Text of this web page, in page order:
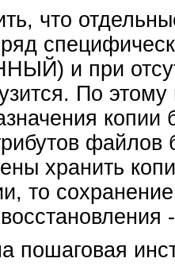
что
и при
По
копии
хранить
то
пошаговая